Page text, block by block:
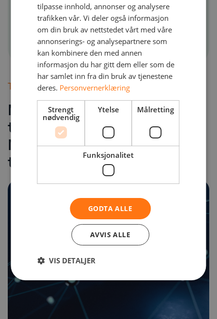
telefoniløsningen er oppdatert og i tråd
med hotellets behov også over tid.
Telefoniløsninger
Med en moderne
telefoniløsning fra
NetNordic får hotellet ditt
tilgang til:
tilpasse innhold, annonser og analysere
trafikken vår. Vi deler også informasjon
om din bruk av nettstedet vårt med våre
annonserings- og analysepartnere som
kan kombinere den med annen
informasjon du har gitt dem eller som de
har samlet inn fra din bruk av tjenestene
deres. Personvernerklæring
Strengt
nødvendig
Ytelse Målretting
Funksjonalitet
GODTA ALLE
AVVIS ALLE
VIS DETALJER